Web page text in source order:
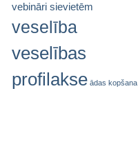
vebināri sievietēm
veselība
veselības
profilakse ādas kopšana